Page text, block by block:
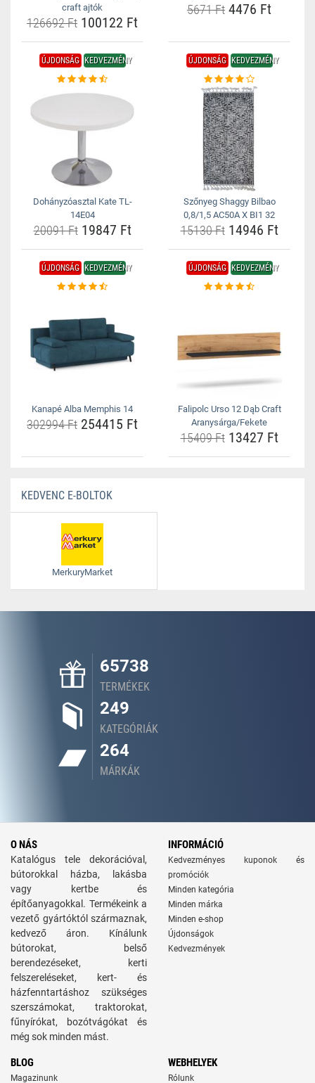
craft ajtók
126692 Ft 100122 Ft
5671 Ft 4476 Ft
ÚJDONSÁG KEDVEZMÉNY
Dohányzóasztal Kate TL-
14E04
20091 Ft19847 Ft
ÚJDONSÁG KEDVEZMÉNY
Szőnyeg Shaggy Bilbao
0,8/1,5 AC50A X BI1 32
15130 Ft14946 Ft
ÚJDONSÁG KEDVEZMÉNY
Kanapé Alba Memphis 14
302994 Ft 254415 Ft
ÚJDONSÁG KEDVEZMÉNY
Falipolc Urso 12 Dąb Craft
Aranysárga/Fekete
15409 Ft13427 Ft
KEDVENC E-BOLTOK
MerkuryMarket
65738
TERMÉKEK
249
KATEGÓRIÁK
264
MÁRKÁK
O NÁS
Katalógus tele dekorációval,
bútorokkal házba, lakásba
vagy kertbe és
építőanyagokkal. Termékeink a
vezető gyártóktól származnak,
kedvező áron. Kínálunk
bútorokat, belső
berendezéseket, kerti
felszereléseket, kert- és
házfenntartáshoz szükséges
szerszámokat, traktorokat,
fűnyírókat, bozótvágókat és
még sok minden mást.
INFORMÁCIÓ
Kedvezményes kuponok és
promóciók
Minden kategória
Minden márka
Minden e-shop
Újdonságok
Kedvezmények
BLOG
Magazinunk
WEBHELYEK
Rólunk